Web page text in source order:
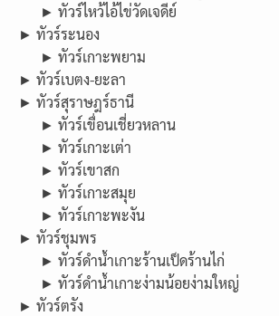
► ทัวร์ไหว้ไอ้ไข่วัดเจดีย์
► ทัวร์ระนอง
► ทัวร์เกาะพยาม
► ทัวร์เบตง-ยะลา
► ทัวร์สุราษฎร์ธานี
► ทัวร์เขื่อนเชี่ยวหลาน
► ทัวร์เกาะเต่า
► ทัวร์เขาสก
► ทัวร์เกาะสมุย
► ทัวร์เกาะพะงัน
► ทัวร์ชุมพร
► ทัวร์ดำน้ำเกาะร้านเป็ดร้านไก่
► ทัวร์ดำน้ำเกาะง่ามน้อยง่ามใหญ่
► ทัวร์ตรัง